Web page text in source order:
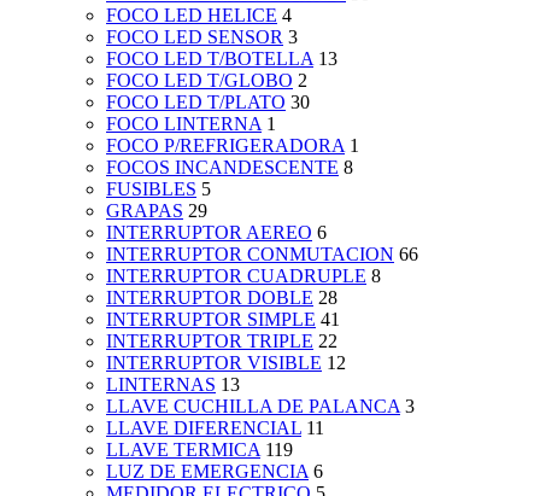
FOCO LED HELICE 4
FOCO LED SENSOR 3
FOCO LED T/BOTELLA 13
FOCO LED T/GLOBO 2
FOCO LED T/PLATO 30
FOCO LINTERNA 1
FOCO P/REFRIGERADORA 1
FOCOS INCANDESCENTE 8
FUSIBLES 5
GRAPAS 29
INTERRUPTOR AEREO 6
INTERRUPTOR CONMUTACION 66
INTERRUPTOR CUADRUPLE 8
INTERRUPTOR DOBLE 28
INTERRUPTOR SIMPLE 41
INTERRUPTOR TRIPLE 22
INTERRUPTOR VISIBLE 12
LINTERNAS 13
LLAVE CUCHILLA DE PALANCA 3
LLAVE DIFERENCIAL 11
LLAVE TERMICA 119
LUZ DE EMERGENCIA 6